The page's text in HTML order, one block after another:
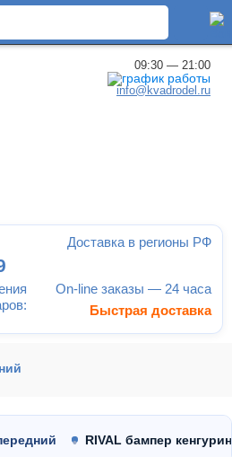
09:30 — 21:00
info@kvadrodel.ru
Доставка в регионы РФ
On-line заказы — 24 часа
Быстрая доставка
RIVAL бампер
×